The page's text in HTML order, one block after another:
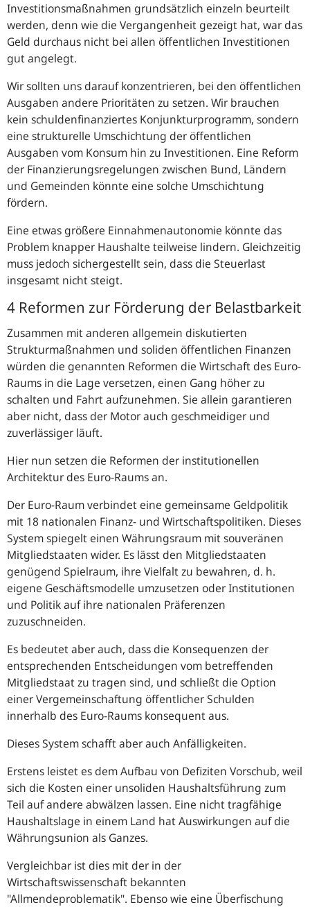
Investitionsmaßnahmen grundsätzlich einzeln beurteilt
werden, denn wie die Vergangenheit gezeigt hat, war das
Geld durchaus nicht bei allen öffentlichen Investitionen
gut angelegt.
Wir sollten uns darauf konzentrieren, bei den öffentlichen
Ausgaben andere Prioritäten zu setzen. Wir brauchen
kein schuldenfinanziertes Konjunkturprogramm, sondern
eine strukturelle Umschichtung der öffentlichen
Ausgaben vom Konsum hin zu Investitionen. Eine Reform
der Finanzierungsregelungen zwischen Bund, Ländern
und Gemeinden könnte eine solche Umschichtung
fördern.
Eine etwas größere Einnahmenautonomie könnte das
Problem knapper Haushalte teilweise lindern. Gleichzeitig
muss jedoch sichergestellt sein, dass die Steuerlast
insgesamt nicht steigt.
4 Reformen zur Förderung der Belastbarkeit
Zusammen mit anderen allgemein diskutierten
Strukturmaßnahmen und soliden öffentlichen Finanzen
würden die genannten Reformen die Wirtschaft des Euro-
Raums in die Lage versetzen, einen Gang höher zu
schalten und Fahrt aufzunehmen. Sie allein garantieren
aber nicht, dass der Motor auch geschmeidiger und
zuverlässiger läuft.
Hier nun setzen die Reformen der institutionellen
Architektur des Euro-Raums an.
Der Euro-Raum verbindet eine gemeinsame Geldpolitik
mit 18 nationalen Finanz- und Wirtschaftspolitiken. Dieses
System spiegelt einen Währungsraum mit souveränen
Mitgliedstaaten wider. Es lässt den Mitgliedstaaten
genügend Spielraum, ihre Vielfalt zu bewahren, d. h.
eigene Geschäftsmodelle umzusetzen oder Institutionen
und Politik auf ihre nationalen Präferenzen
zuzuschneiden.
Es bedeutet aber auch, dass die Konsequenzen der
entsprechenden Entscheidungen vom betreffenden
Mitgliedstaat zu tragen sind, und schließt die Option
einer Vergemeinschaftung öffentlicher Schulden
innerhalb des Euro-Raums konsequent aus.
Dieses System schafft aber auch Anfälligkeiten.
Erstens leistet es dem Aufbau von Defiziten Vorschub, weil
sich die Kosten einer unsoliden Haushaltsführung zum
Teil auf andere abwälzen lassen. Eine nicht tragfähige
Haushaltslage in einem Land hat Auswirkungen auf die
Währungsunion als Ganzes.
Vergleichbar ist dies mit der in der
Wirtschaftswissenschaft bekannten
"Allmendeproblematik". Ebenso wie eine Überfischung